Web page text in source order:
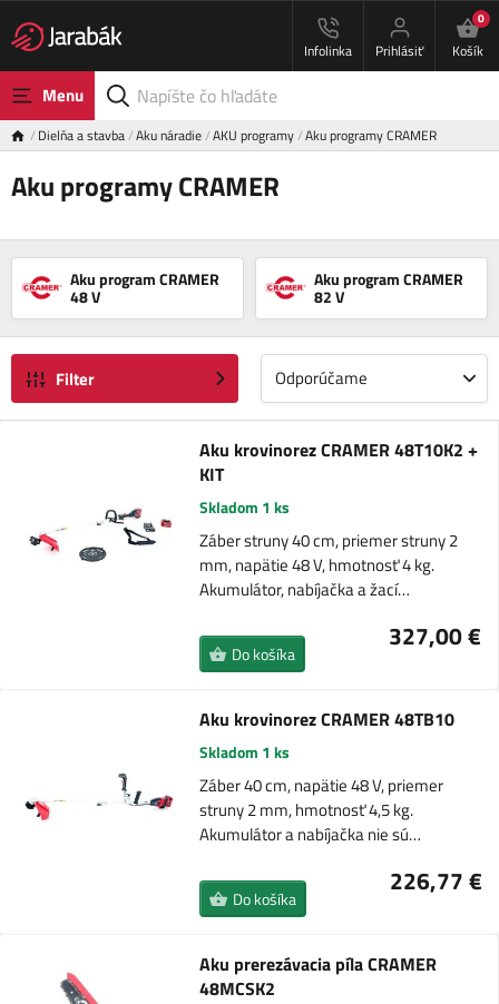
Infolinka Prihlásiť
0
Košík
Menu
Dielňa a stavba Aku náradie AKU programy Aku programy CRAMER
Aku programy CRAMER
Aku program CRAMER
48 V
Aku program CRAMER
82 V
Filter Odporúčame
Aku krovinorez CRAMER 48T10K2 +
KIT
Skladom 1 ks
Záber struny 40 cm, priemer struny 2
mm, napätie 48 V, hmotnosť 4 kg.
Akumulátor, nabíjačka a žací…
327,00 €
Do košíka
Aku krovinorez CRAMER 48TB10
Skladom 1 ks
Záber 40 cm, napätie 48 V, priemer
struny 2 mm, hmotnosť 4,5 kg.
Akumulátor a nabíjačka nie sú…
226,77 €
Do košíka
Aku prerezávacia píla CRAMER
48MCSK2